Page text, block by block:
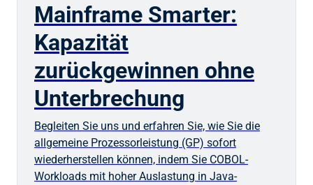
Mainframe Smarter:
Kapazität
zurückgewinnen ohne
Unterbrechung
Begleiten Sie uns und erfahren Sie, wie Sie die
allgemeine Prozessorleistung (GP) sofort
wiederherstellen können, indem Sie COBOL-
Workloads mit hoher Auslastung in Java-